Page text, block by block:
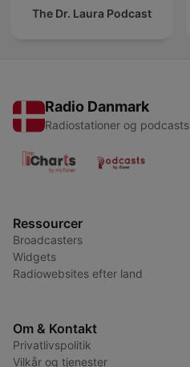
The Dr. Laura Podcast
Radio Danmark
Radiostationer og podcasts
Ressourcer
Broadcasters
Widgets
Radiowebsites efter land
Om & Kontakt
Privatlivspolitik
Vilkår og tjenester